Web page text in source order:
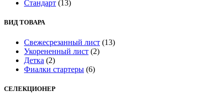
Стандарт (13)
ВИД ТОВАРА
Cвежесрезанный лист (13)
Укорененный лист (2)
Детка (2)
Фиалки стартеры (6)
СЕЛЕКЦИОНЕР